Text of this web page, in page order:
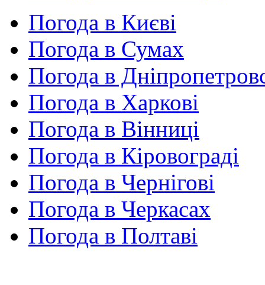
Погода в Києві
Погода в Сумах
Погода в
Погода в Харкові
Погода в Вінниці
Погода в Кіровограді
Погода в Чернігові
Погода в Черкасах
Погода в Полтаві